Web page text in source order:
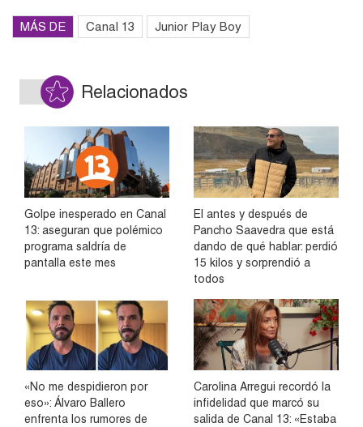
MÁS DE Canal 13 Junior Play Boy
Relacionados
Golpe inesperado en Canal
13: aseguran que polémico
programa saldría de
pantalla este mes
El antes y después de
Pancho Saavedra que está
dando de qué hablar: perdió
15 kilos y sorprendió a
todos
«No me despidieron por
eso»: Álvaro Ballero
enfrenta los rumores de
Carolina Arregui recordó la
infidelidad que marcó su
salida de Canal 13: «Estaba